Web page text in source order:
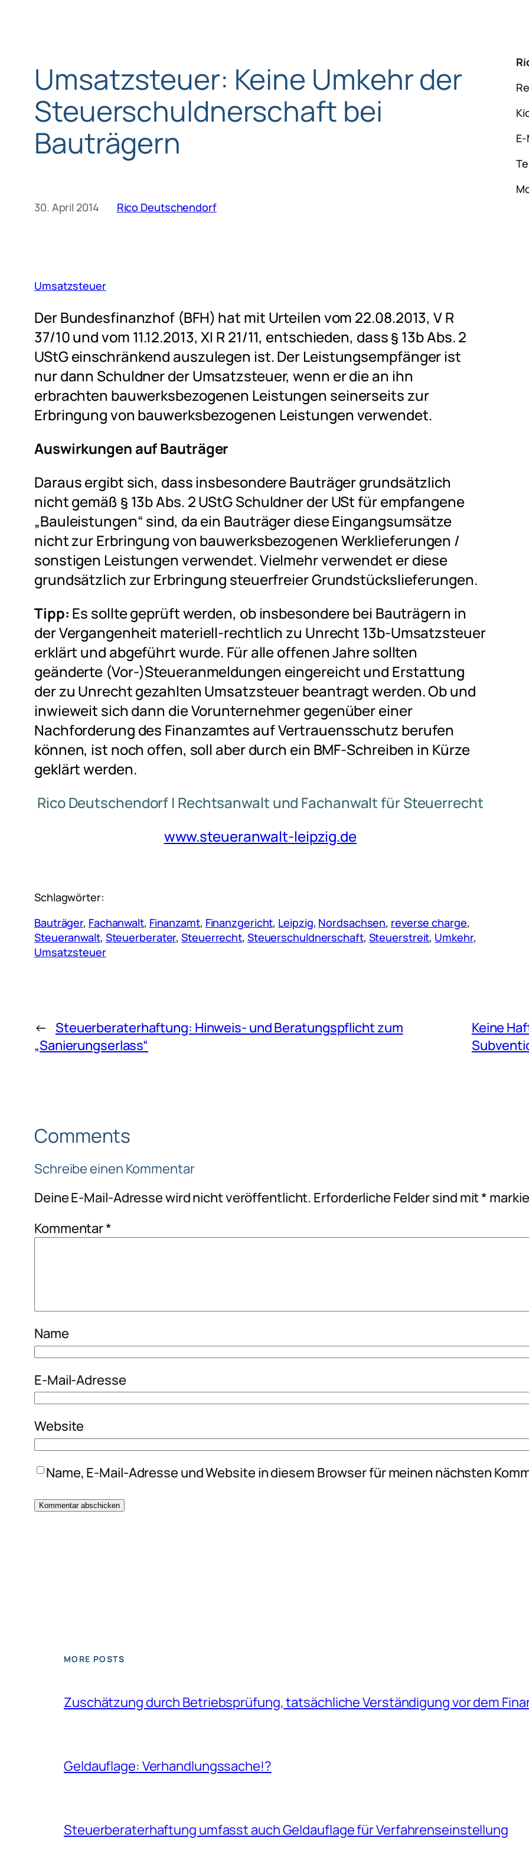
Umsatzsteuer: Keine Umkehr der
Steuerschuldnerschaft bei
Bauträgern
30. April 2014 Rico Deutschendorf
Umsatzsteuer
Der Bundesfinanzhof (BFH) hat mit Urteilen vom 22.08.2013, V R
37/10 und vom 11.12.2013, XI R 21/11, entschieden, dass § 13b Abs. 2
UStG einschränkend auszulegen ist. Der Leistungsempfänger ist
nur dann Schuldner der Umsatzsteuer, wenn er die an ihn
erbrachten bauwerksbezogenen Leistungen seinerseits zur
Erbringung von bauwerksbezogenen Leistungen verwendet.
Auswirkungen auf Bauträger
Daraus ergibt sich, dass insbesondere Bauträger grundsätzlich
nicht gemäß § 13b Abs. 2 UStG Schuldner der USt für empfangene
„Bauleistungen“ sind, da ein Bauträger diese Eingangsumsätze
nicht zur Erbringung von bauwerksbezogenen Werklieferungen /
sonstigen Leistungen verwendet. Vielmehr verwendet er diese
grundsätzlich zur Erbringung steuerfreier Grundstückslieferungen.
Tipp: Es sollte geprüft werden, ob insbesondere bei Bauträgern in
der Vergangenheit materiell-rechtlich zu Unrecht 13b-Umsatzsteuer
erklärt und abgeführt wurde. Für alle offenen Jahre sollten
geänderte (Vor-)Steueranmeldungen eingereicht und Erstattung
der zu Unrecht gezahlten Umsatzsteuer beantragt werden. Ob und
inwieweit sich dann die Vorunternehmer gegenüber einer
Nachforderung des Finanzamtes auf Vertrauensschutz berufen
können, ist noch offen, soll aber durch ein BMF-Schreiben in Kürze
geklärt werden.
Rico Deutschendorf | Rechtsanwalt und Fachanwalt für Steuerrecht
www.steueranwalt-leipzig.de
Schlagwörter:
Bauträger, Fachanwalt, Finanzamt, Finanzgericht, Leipzig, Nordsachsen, reverse charge
Steueranwalt, Steuerberater, Steuerrecht, Steuerschuldnerschaft, Steuerstreit, Umkehr
Umsatzsteuer
← Steuerberaterhaftung: Hinweis- und Beratungspflicht zum
„Sanierungserlass“
Keine
Comments
Schreibe einen Kommentar
Deine E-Mail-Adresse wird nicht veröffentlicht. Erforderliche Felder sind mit*
Kommentar*
Name
E-Mail-Adresse
Website
Name, E-Mail-Adresse und Website in diesem Browser für meinen nächsten
MORE POSTS
Zuschätzung durch Betriebsprüfung, tatsächliche Verständigung vor dem
Geldauflage: Verhandlungssache!?
Steuerberaterhaftung umfasst auch Geldauflage für Verfahrenseinstellung